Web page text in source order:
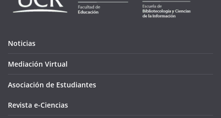
Noticias
Mediación Virtual
Asociación de Estudiantes
Revista e-Ciencias